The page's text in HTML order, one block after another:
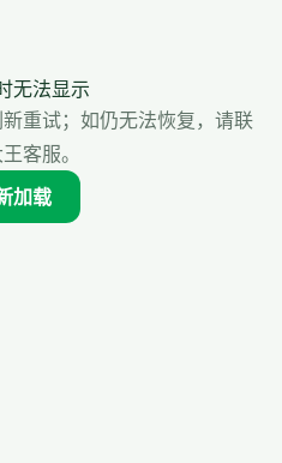
无法显示
重试；如仍无法恢复，请联
客服。
加载